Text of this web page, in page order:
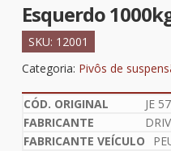
Esquerdo
SKU: 12001
Categoria: Pivôs de
JE